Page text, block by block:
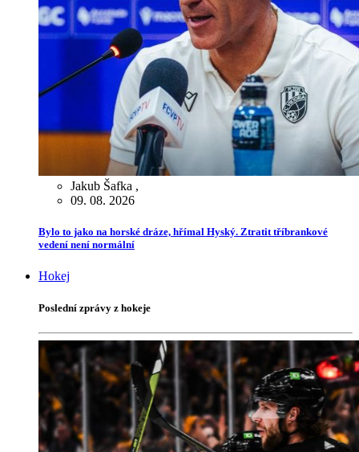
Jakub Šafka ,
09. 08. 2026
Bylo to jako na horské dráze, hřímal Hyský. Ztratit tříbrankové
vedení není normální
Hokej
Poslední zprávy z hokeje